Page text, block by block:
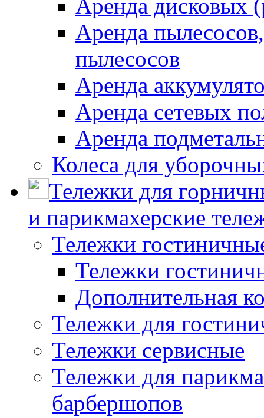
Аренда дисковых
Аренда
пылесосов
Аренда
Аренда сетевых
Аренда
Колеса для
Тележки для
и парикмахерские
Тележки
Тележки
Дополнительная
Тележки для
Тележки сервисные
Тележки для
барбершопов